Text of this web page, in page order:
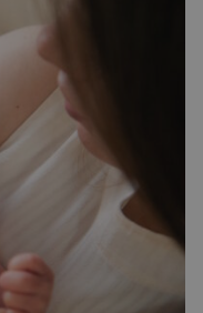
opravdu každý
kompletní
Colin